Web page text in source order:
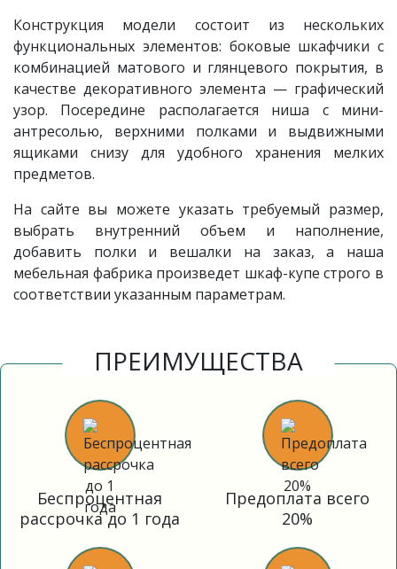
Конструкция модели состоит из нескольких
функциональных элементов: боковые шкафчики с
комбинацией матового и глянцевого покрытия, в
качестве декоративного элемента — графический
узор. Посередине располагается ниша с мини-
антресолью, верхними полками и выдвижными
ящиками снизу для удобного хранения мелких
предметов.
На сайте вы можете указать требуемый размер,
выбрать внутренний объем и наполнение,
добавить полки и вешалки на заказ, а наша
мебельная фабрика произведет шкаф-купе строго в
соответствии указанным параметрам.
ПРЕИМУЩЕСТВА
Беспроцентная
рассрочка до 1 года
Предоплата всего
20%